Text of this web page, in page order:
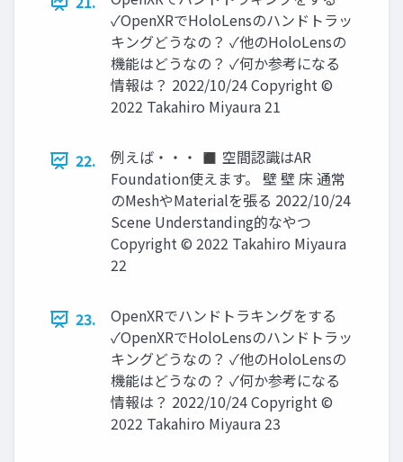
✓OpenXRでHoloLensのハンドトラッ
キングどうなの？ ✓他のHoloLensの
機能はどうなの？ ✓何か参考になる
情報は？ 2022/10/24 Copyright ©
2022 Takahiro Miyaura 21
22.
例えば・・・ ◼ 空間認識はAR
Foundation使えます。 壁 壁 床 通常
のMeshやMaterialを張る 2022/10/24
Scene Understanding的なやつ
Copyright © 2022 Takahiro Miyaura
22
23.
OpenXRでハンドトラキングをする
✓OpenXRでHoloLensのハンドトラッ
キングどうなの？ ✓他のHoloLensの
機能はどうなの？ ✓何か参考になる
情報は？ 2022/10/24 Copyright ©
2022 Takahiro Miyaura 23